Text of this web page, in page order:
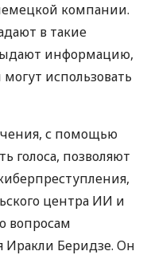
компании.
в такие
информацию,
использовать
с помощью
голоса, позволяют
центра ИИ и
вопросам
Иракли Беридзе. Он